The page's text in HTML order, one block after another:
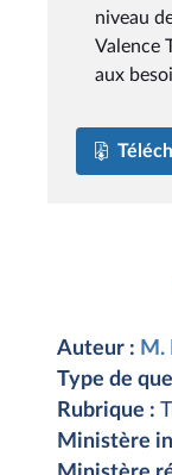
niveau
Valence
aux
Auteur : M.
Type de
Rubrique :
Ministère